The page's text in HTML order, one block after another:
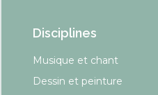
Disciplines
Musique et chant
Dessin et peinture